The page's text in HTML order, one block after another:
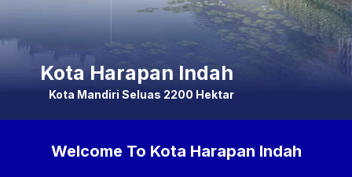
Kota Harapan Indah
Kota Mandiri Seluas 2200 Hektar
Welcome To Kota Harapan Indah